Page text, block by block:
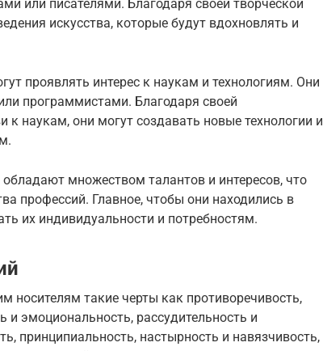
или писателями. Благодаря своей творческой
искусства, которые будут вдохновлять и
проявлять интерес к наукам и технологиям. Они
программистами. Благодаря своей
к наукам, они могут создавать новые технологии и
множеством талантов и интересов, что
профессий. Главное, чтобы они находились в
их индивидуальности и потребностям.
носителям такие черты как противоречивость,
и эмоциональность, рассудительность и
принципиальность, настырность и навязчивость,